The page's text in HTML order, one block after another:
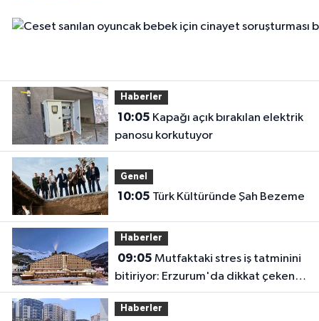
Haberler
10:05
panosu korkutuyor
Genel
10:05 Türk Kültüründe Şah Bezeme
Haberler
09:05
bitiriyor: Erzurum'da dikkat çeken
araştırma
Haberler